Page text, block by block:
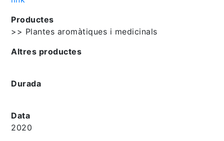
Productes
>> Plantes aromàtiques i medicinals
Altres productes
Durada
Data
2020